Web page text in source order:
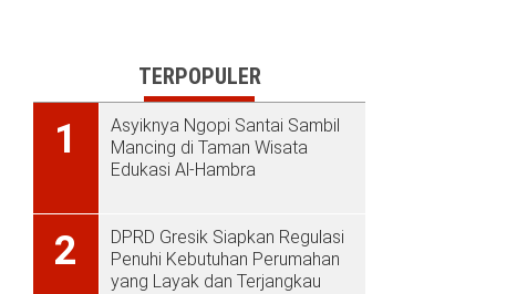
TERPOPULER
1
Asyiknya Ngopi Santai Sambil
Mancing di Taman Wisata
Edukasi Al-Hambra
2
DPRD Gresik Siapkan Regulasi
Penuhi Kebutuhan Perumahan
yang Layak dan Terjangkau